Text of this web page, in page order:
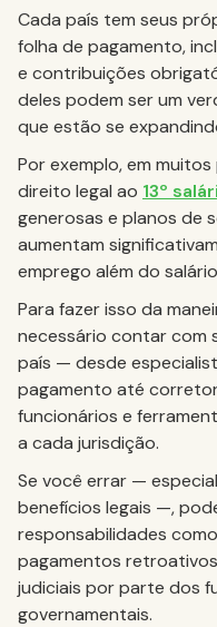
Cada país tem seus
folha de pagamento,
e contribuições
deles podem ser um
que estão se
Por exemplo, em
direito legal ao 13º
generosas e planos de
aumentam
emprego além do
Para fazer isso da
necessário contar com
país — desde
pagamento até
funcionários e
a cada jurisdição.
Se você errar —
benefícios legais —,
responsabilidades
pagamentos
judiciais por parte dos
governamentais.